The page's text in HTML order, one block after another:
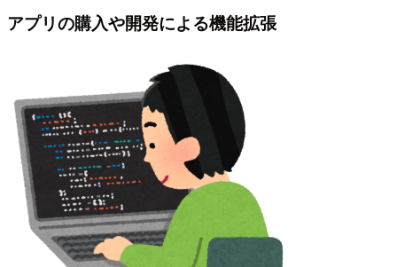
アプリの購入や開発による機能拡張